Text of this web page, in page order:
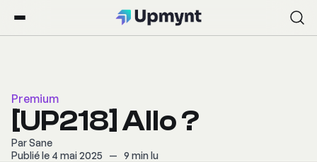
Premium
[UP218] Allo ?
ParSane
Publié le 4 mai 2025
— 9 min lu